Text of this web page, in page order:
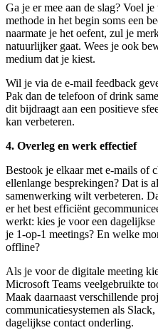
Ga je er mee aan de slag? Voel
methode in het begin soms een
naarmate je het oefent, zul je
natuurlijker gaat. Wees je ook
medium dat je kiest.
Wil je via de e-mail feedback
Pak dan de telefoon of drink
dit bijdraagt aan een positieve
kan verbeteren.
4. Overleg en werk effectief
Bestook je elkaar met e-mails of
ellenlange besprekingen? Dat is
samenwerking wilt verbeteren.
er het best efficiënt
werkt: kies je voor een
je 1-op-1 meetings? En welke
offline?
Als je voor de digitale meeting
Microsoft Teams veelgebruikte
Maak daarnaast verschillende
communicatiesystemen als
dagelijkse contact onderling.